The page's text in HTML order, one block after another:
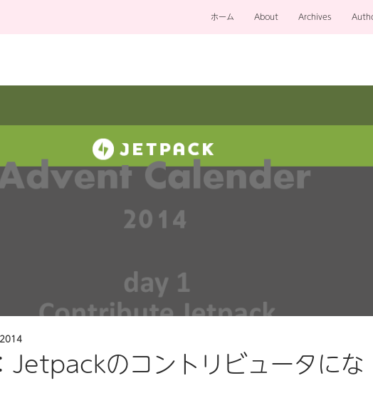
ホーム About Archives
Jetpackのコントリビュータにな